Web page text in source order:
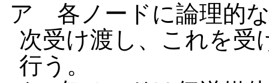
ア 各ノードに論理的
次受け渡し、これを受
行う。